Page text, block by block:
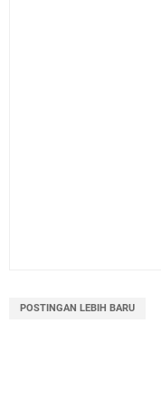
POSTINGAN LEBIH BARU